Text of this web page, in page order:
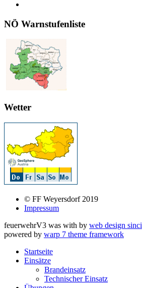
NÖ Warnstufenliste
Wetter
© FF Weyersdorf 2019
Impressum
feuerwehrV3 was with by web design sinci
powered by warp 7 theme framework
Startseite
Einsätze
Brandeinsatz
Technischer Einsatz